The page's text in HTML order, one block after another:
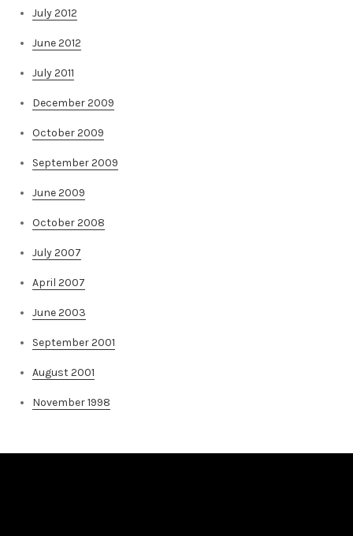
July 2012
June 2012
July 2011
December 2009
October 2009
September 2009
June 2009
October 2008
July 2007
April 2007
June 2003
September 2001
August 2001
November 1998